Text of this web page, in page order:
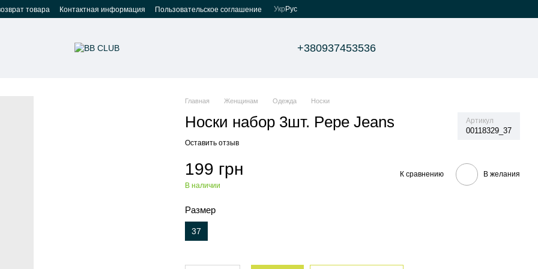
товара Контактная информация Пользовательское соглашение Укр Рус
+380937453536
Главная Женщинам Одежда Носки
Носки набор 3шт. Pepe Jeans Артикул
00118329_37
Оставить отзыв
199 грн
В наличии
К сравнению В желания
Размер
37